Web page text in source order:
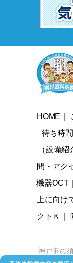
HOME
待ち時
（設備紹
間・アク
機器OCT
上に向け
クトＫ
神戸市の
梶川眼科